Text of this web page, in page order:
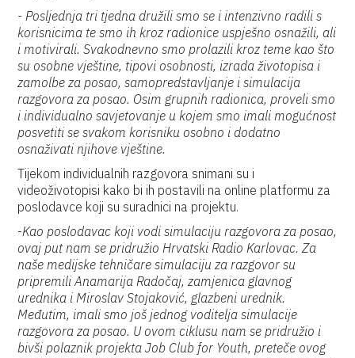
- Posljednja tri tjedna družili smo se i intenzivno radili s
korisnicima te smo ih kroz radionice uspješno osnažili, ali
i motivirali. Svakodnevno smo prolazili kroz teme kao što
su osobne vještine, tipovi osobnosti, izrada životopisa i
zamolbe za posao, samopredstavljanje i simulacija
razgovora za posao. Osim grupnih radionica, proveli smo
i individualno savjetovanje u kojem smo imali mogućnost
posvetiti se svakom korisniku osobno i dodatno
osnaživati njihove vještine.
Tijekom individualnih razgovora snimani su i
videoživotopisi kako bi ih postavili na online platformu za
poslodavce koji su suradnici na projektu.
-Kao poslodavac koji vodi simulaciju razgovora za posao,
ovaj put nam se pridružio Hrvatski Radio Karlovac. Za
naše medijske tehničare simulaciju za razgovor su
pripremili Anamarija Radočaj, zamjenica glavnog
urednika i Miroslav Stojaković, glazbeni urednik.
Međutim, imali smo još jednog voditelja simulacije
razgovora za posao. U ovom ciklusu nam se pridružio i
bivši polaznik projekta Job Club for Youth, preteče ovog